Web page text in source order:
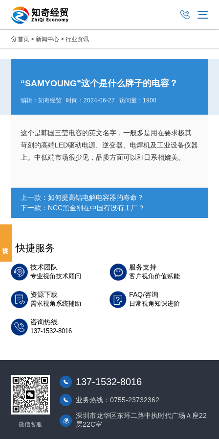
首页 > 新闻中心 >行业资讯
“SAMYOUNG”这个是什么牌子的电容？
编辑：知奇经贸 时间：2024-06-27 访问量：1900
这个是韩国三莹电容的英文名字，一般多是用在要求极其
苛刻的高端LED驱动电源、逆变器、电焊机及工业设备仪器
上。中低端市场很少见，品质方面可以和日系相媲美。
上一款：如何提高铝电解电容器的寿命？
下一款： NCC黑金刚在中国有没有工厂？
快捷服务
技术团队
专业视角技术顾问
服务支持
客户视角价值赋能
资源下载
需求视角系统辅助
FAQ/咨询
日常视角知识进阶
咨询热线
137-1532-8016
微信客服
137-1532-8016
业务热线：0755-23732362
深圳市龙华区东环二路中执时代广场Ａ座22
层22C室